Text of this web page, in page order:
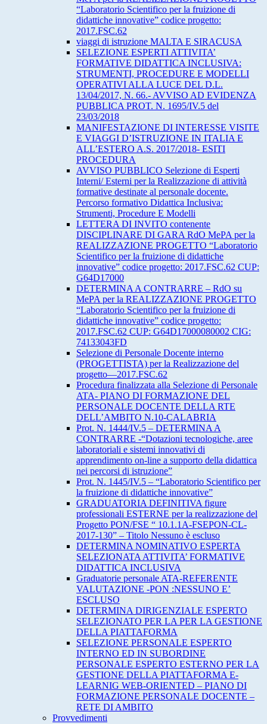
“Laboratorio Scientifico per la fruizione di
didattiche innovative” codice progetto:
2017.FSC.62
viaggi di istruzione MALTA E SIRACUSA
SELEZIONE ESPERTI ATTIVITA’
FORMATIVE DIDATTICA INCLUSIVA:
STRUMENTI, PROCEDURE E MODELLI
OPERATIVI ALLA LUCE DEL D.L.
13/04/2017, N. 66.- AVVISO AD EVIDENZA
PUBBLICA PROT. N. 1695/IV.5 del
23/03/2018
MANIFESTAZIONE DI INTERESSE VISITE
E VIAGGI D’ISTRUZIONE IN ITALIA E
ALL’ESTERO A.S. 2017/2018- ESITI
PROCEDURA
AVVISO PUBBLICO Selezione di Esperti
Interni/ Esterni per la Realizzazione di attività
formative destinate al personale docente.
Percorso formativo Didattica Inclusiva:
Strumenti, Procedure E Modelli
LETTERA DI INVITO contenente
DISCIPLINARE DI GARA RdO MePA per la
REALIZZAZIONE PROGETTO “Laboratorio
Scientifico per la fruizione di didattiche
innovative” codice progetto: 2017.FSC.62 CUP:
G64D17000
DETERMINA A CONTRARRE – RdO su
MePA per la REALIZZAZIONE PROGETTO
“Laboratorio Scientifico per la fruizione di
didattiche innovative” codice progetto:
2017.FSC.62 CUP: G64D17000080002 CIG:
74133043FD
Selezione di Personale Docente interno
(PROGETTISTA) per la Realizzazione del
progetto—2017.FSC.62
Procedura finalizzata alla Selezione di Personale
ATA- PIANO DI FORMAZIONE DEL
PERSONALE DOCENTE DELLA RTE
DELL’AMBITO N.10-CALABRIA
Prot. N. 1444/IV.5 – DETERMINA A
CONTRARRE -“Dotazioni tecnologiche, aree
laboratoriali e sistemi innovativi di
apprendimento on-line a supporto della didattica
nei percorsi di istruzione”
Prot. N. 1445/IV.5 – “Laboratorio Scientifico per
la fruizione di didattiche innovative”
GRADUATORIA DEFINITIVA figure
professionali ESTERNE per la realizzazione del
Progetto PON/FSE “ 10.1.1A-FSEPON-CL-
2017-130” – Titolo Nessuno è escluso
DETERMINA NOMINATIVO ESPERTA
SELEZIONATA ATTIVITA’ FORMATIVE
DIDATTICA INCLUSIVA
Graduatorie personale ATA-REFERENTE
VALUTAZIONE -PON :NESSUNO E’
ESCLUSO
DETERMINA DIRIGENZIALE ESPERTO
SELEZIONATO PER LA PER LA GESTIONE
DELLA PIATTAFORMA
SELEZIONE PERSONALE ESPERTO
INTERNO ED IN SUBORDINE
PERSONALE ESPERTO ESTERNO PER LA
GESTIONE DELLA PIATTAFORMA E-
LEARNIG WEB-ORIENTED – PIANO DI
FORMAZIONE PERSONALE DOCENTE –
RETE DI AMBITO
Provvedimenti